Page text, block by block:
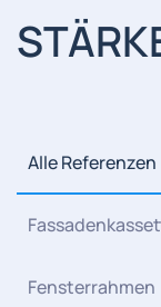
Alle Referenzen
Fensterrahmen